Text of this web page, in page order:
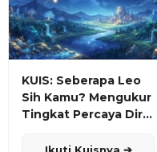
KUIS: Seberapa Leo
Sih Kamu? Mengukur
Tingkat Percaya Diri